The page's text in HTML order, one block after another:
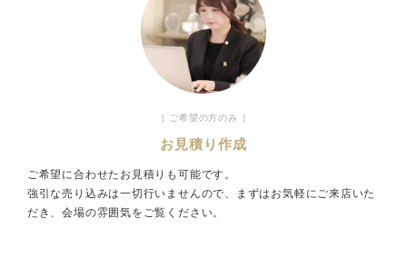
［ ご希望の方のみ ］
お見積り作成
ご希望に合わせたお見積りも可能です。
強引な売り込みは一切行いませんので、まずはお気軽にご来店いた
だき、会場の雰囲気をご覧ください。